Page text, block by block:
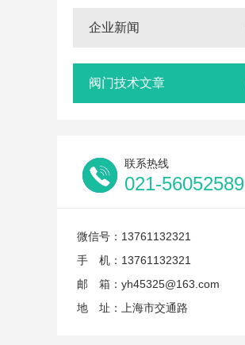
企业新闻
阀门技术文章
联系热线
021-56052589
微信号：13761132321
手 机：13761132321
邮 箱：yh45325@163.com
地 址：上海市交通路